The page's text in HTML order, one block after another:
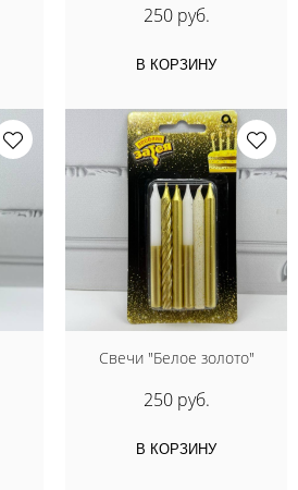
250 руб.
В КОРЗИНУ
Свечи "Белое золото"
250 руб.
В КОРЗИНУ